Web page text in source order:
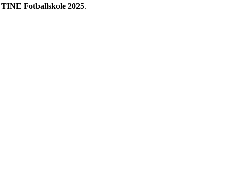
TINE Fotballskole 2025.